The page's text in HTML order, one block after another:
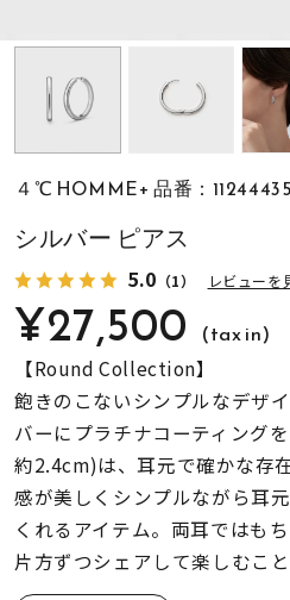
誕生石
ファッションテイス
ト
着用シーン
コレクション
レディース
４℃ HOMME+ 品番：
シルバー ピアス
5.0 （1） レビューを
¥27,500 (tax in)
【Round Collection】
飽きのこないシンプルなデザ
バーにプラチナコーティング
約2.4cm)は、耳元で確かな存
感が美しくシンプルながら耳
くれるアイテム。両耳ではも
片方ずつシェアして楽しむこと